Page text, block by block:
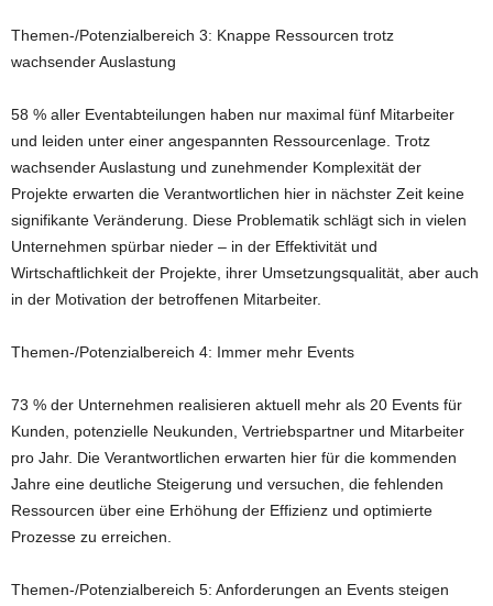
Themen-/Potenzialbereich 3: Knappe Ressourcen trotz
wachsender Auslastung
58 % aller Eventabteilungen haben nur maximal fünf Mitarbeiter
und leiden unter einer angespannten Ressourcenlage. Trotz
wachsender Auslastung und zunehmender Komplexität der
Projekte erwarten die Verantwortlichen hier in nächster Zeit keine
signifikante Veränderung. Diese Problematik schlägt sich in vielen
Unternehmen spürbar nieder – in der Effektivität und
Wirtschaftlichkeit der Projekte, ihrer Umsetzungsqualität, aber auch
in der Motivation der betroffenen Mitarbeiter.
Themen-/Potenzialbereich 4: Immer mehr Events
73 % der Unternehmen realisieren aktuell mehr als 20 Events für
Kunden, potenzielle Neukunden, Vertriebspartner und Mitarbeiter
pro Jahr. Die Verantwortlichen erwarten hier für die kommenden
Jahre eine deutliche Steigerung und versuchen, die fehlenden
Ressourcen über eine Erhöhung der Effizienz und optimierte
Prozesse zu erreichen.
Themen-/Potenzialbereich 5: Anforderungen an Events steigen